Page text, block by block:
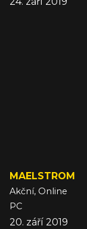
MAELSTROM
Akční, Online
PC
20. září 2019